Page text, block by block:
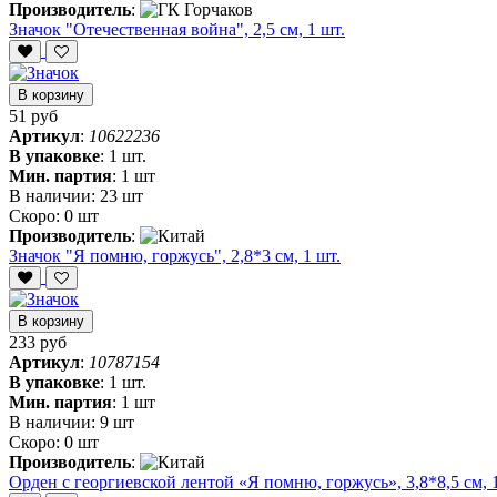
Производитель:
Значок "Отечественная война", 2,5 см, 1 шт.
В корзину
51 руб
Артикул: 10622236
В упаковке: 1 шт.
Мин. партия: 1 шт
В наличии: 23 шт
Скоро: 0 шт
Производитель:
Значок "Я помню, горжусь", 2,8*3 см, 1 шт.
В корзину
233 руб
Артикул: 10787154
В упаковке: 1 шт.
Мин. партия: 1 шт
В наличии: 9 шт
Скоро: 0 шт
Производитель:
Орден с георгиевской лентой «Я помню, горжусь», 3,8*8,5 см,